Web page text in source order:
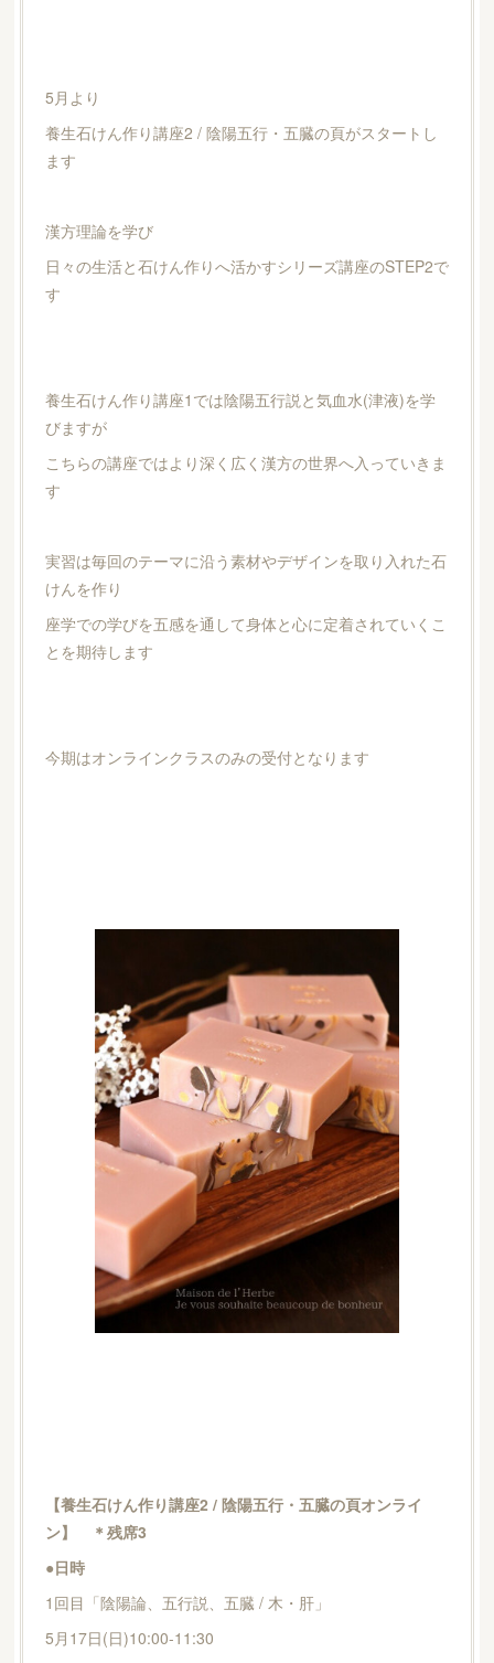
5月より
養生石けん作り講座2 / 陰陽五行・五臓の頁がスタートし
ます
漢方理論を学び
日々の生活と石けん作りへ活かすシリーズ講座のSTEP2で
す
養生石けん作り講座1では陰陽五行説と気血水(津液)を学
びますが
こちらの講座ではより深く広く漢方の世界へ入っていきま
す
実習は毎回のテーマに沿う素材やデザインを取り入れた石
けんを作り
座学での学びを五感を通して身体と心に定着されていくこ
とを期待します
今期はオンラインクラスのみの受付となります
【養生石けん作り講座2 / 陰陽五行・五臓の頁オンライ
ン】 ＊残席3
●日時
1回目「陰陽論、五行説、五臓 / 木・肝」
5月17日(日)10:00-11:30